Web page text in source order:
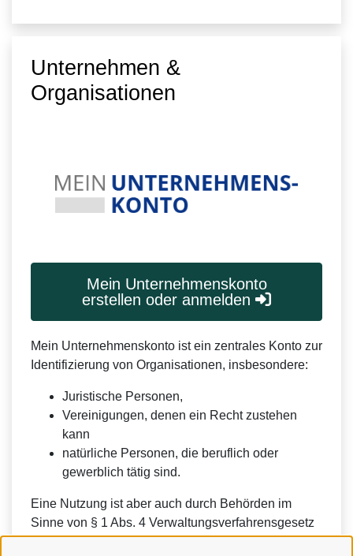
Unternehmen &
Organisationen
Mein Unternehmenskonto
erstellen oder anmelden
Mein Unternehmenskonto ist ein zentrales Konto zur
Identifizierung von Organisationen, insbesondere:
Juristische Personen,
Vereinigungen, denen ein Recht zustehen
kann
natürliche Personen, die beruflich oder
gewerblich tätig sind.
Eine Nutzung ist aber auch durch Behörden im
Sinne von § 1 Abs. 4 Verwaltungsverfahrensgesetz
(VwVfG) möglich.